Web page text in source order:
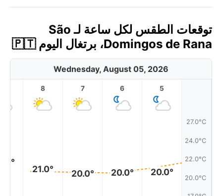
توقعات الطقس لكل ساعة لـ São
Domingos de Rana، برتغال اليوم 🇵🇹
Wednesday, August 05, 2026
27.0°C
24.0°C
22.0°C
20.0°C
5
20.0°
6
20.0°
7
20.0°
8
21.0°